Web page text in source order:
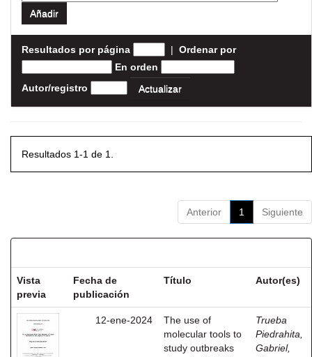
Resultados por página | Ordenar por
En orden
Autor/registro
Resultados 1-1 de 1.
Anterior 1 Siguiente
Vista
previa
Fecha de
publicación
Título Autor(es)
12-ene-2024
The use of
molecular tools to
study outbreaks
Trueba
Piedrahita,
Gabriel,